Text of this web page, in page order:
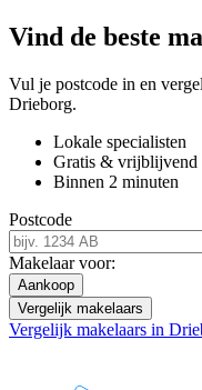
Vind de beste
Vul je postcode in en
Drieborg.
Lokale specialisten
Gratis & vrijblijvend
Binnen 2 minuten
Postcode
Makelaar voor:
Aankoop
Vergelijk makelaars
Vergelijk makelaars in